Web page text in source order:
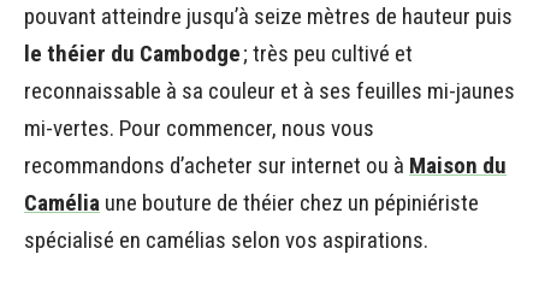
pouvant atteindre jusqu’à seize mètres de hauteur puis
le théier du Cambodge; très peu cultivé et
reconnaissable à sa couleur et à ses feuilles mi-jaunes
mi-vertes. Pour commencer, nous vous
recommandons d’acheter sur internet ou à Maison du
Camélia une bouture de théier chez un pépiniériste
spécialisé en camélias selon vos aspirations.